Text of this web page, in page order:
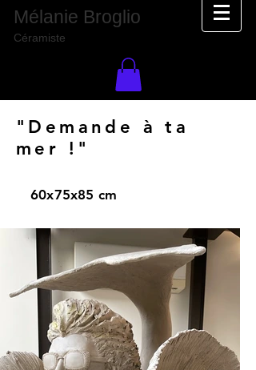
Mélanie Broglio
Céramiste
"Demande à ta
mer !"
60x75x85 cm